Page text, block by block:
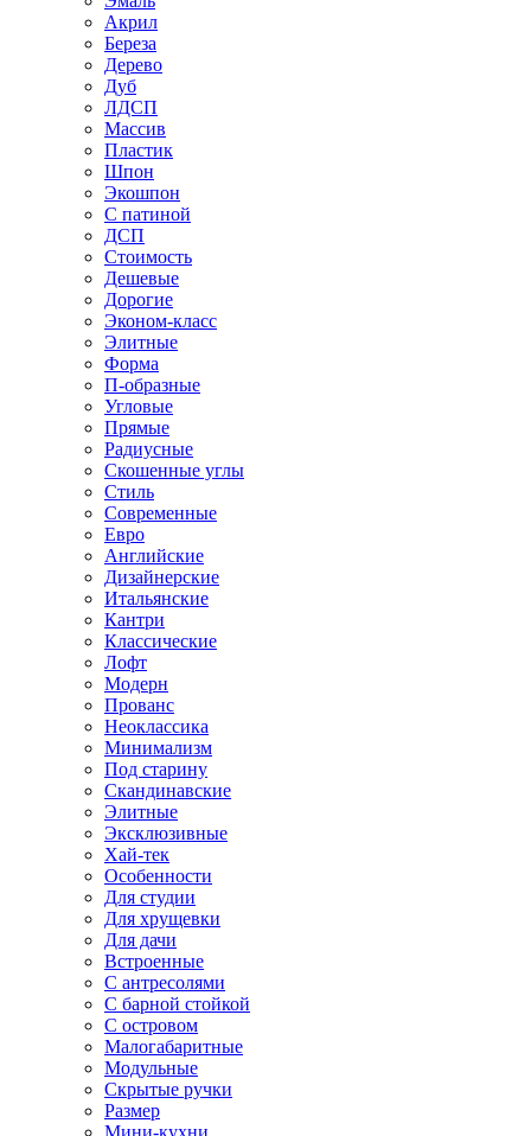
Акрил
Береза
Дерево
Дуб
ЛДСП
Массив
Пластик
Шпон
Экошпон
С патиной
ДСП
Стоимость
Дешевые
Дорогие
Эконом-класс
Элитные
Форма
П-образные
Угловые
Прямые
Радиусные
Скошенные углы
Стиль
Современные
Евро
Английские
Дизайнерские
Итальянские
Кантри
Классические
Лофт
Модерн
Прованс
Неоклассика
Минимализм
Под старину
Скандинавские
Элитные
Эксклюзивные
Хай-тек
Особенности
Для студии
Для хрущевки
Для дачи
Встроенные
С антресолями
С барной стойкой
С островом
Малогабаритные
Модульные
Скрытые ручки
Размер
Мини-кухни